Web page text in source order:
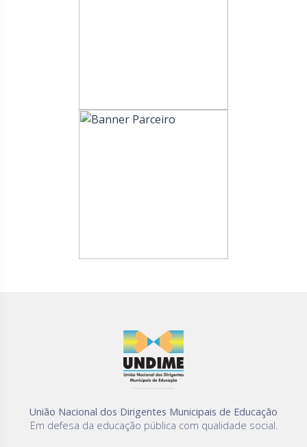
União Nacional dos Dirigentes Municipais de Educação
Em defesa da educação pública com qualidade social.